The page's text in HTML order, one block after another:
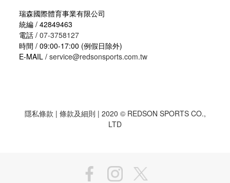
瑞森國際體育事業有限公司
統編 / 42849463
電話 / 07-3758127
時間 / 09:00-17:00 (例假日除外)
E-MAIL / service@redsonsports.com.tw
隱私條款 | 條款及細則 | 2020 © REDSON SPORTS CO.,
LTD